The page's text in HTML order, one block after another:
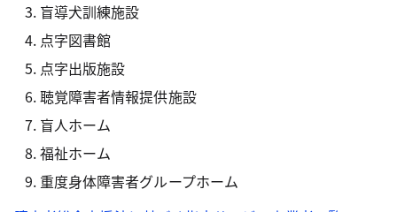
盲導犬訓練施設
点字図書館
点字出版施設
聴覚障害者情報提供施設
盲人ホーム
福祉ホーム
重度身体障害者グループホーム